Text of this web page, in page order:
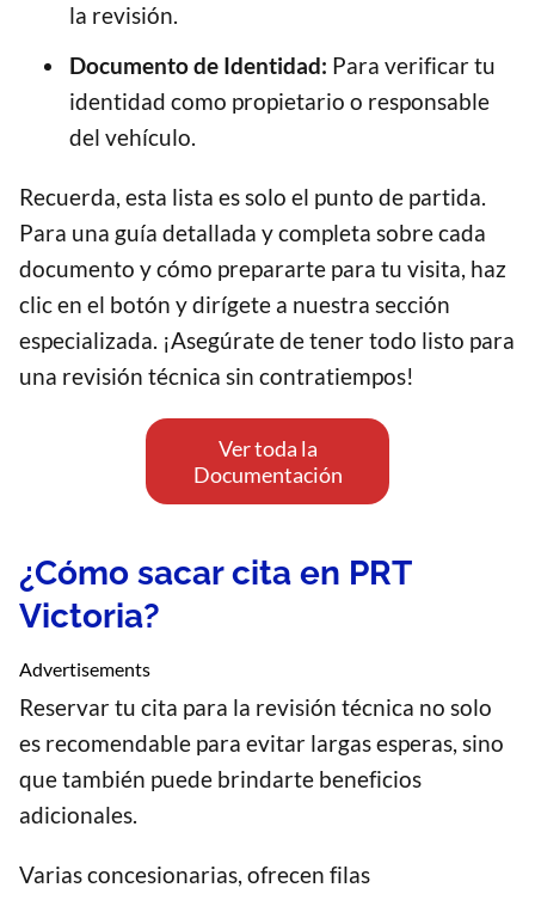
la revisión.
Documento de Identidad: Para verificar tu
identidad como propietario o responsable
del vehículo.
Recuerda, esta lista es solo el punto de partida.
Para una guía detallada y completa sobre cada
documento y cómo prepararte para tu visita, haz
clic en el botón y dirígete a nuestra sección
especializada. ¡Asegúrate de tener todo listo para
una revisión técnica sin contratiempos!
Ver toda la
Documentación
¿Cómo sacar cita en PRT
Victoria?
Advertisements
Reservar tu cita para la revisión técnica no solo
es recomendable para evitar largas esperas, sino
que también puede brindarte beneficios
adicionales.
Varias concesionarias, ofrecen filas